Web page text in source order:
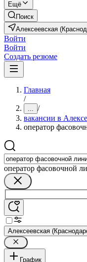
Ещё
Поиск
Алексеевская
Войти
Войти
Создать резюме
Главная
/
... /
вакансии в
оператор
оператор фасовочной
Алексеевская
График